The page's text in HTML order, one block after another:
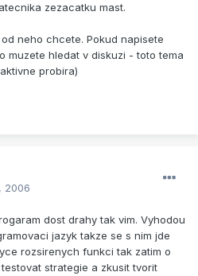
zezacatku mast.
neho chcete. Pokud napisete
muzete hledat v diskuzi - toto tema
probira)
2006
dost drahy tak vim. Vyhodou
jazyk takze se s nim jde
rozsirenych funkci tak zatim o
strategie a zkusit tvorit